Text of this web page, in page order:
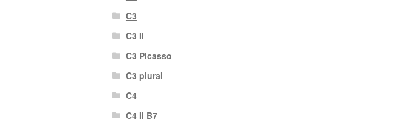
C3
C3 II
C3 Picasso
C3 plural
C4
C4 II B7